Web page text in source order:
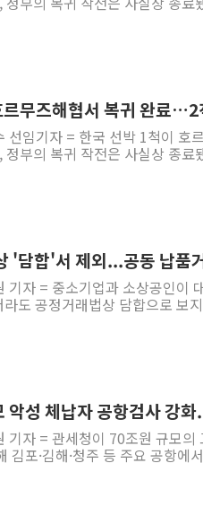
무즈해협서 복귀 완료…2
선임기자 = 한국 선박 1척이 호
정부의 복귀 작전은 사실상 종
'담합'서 제외...공동 납품
기자 = 중소기업과 소상공인이
도 공정거래법상 담합으로 보
악성 체납자 공항검사 강
기자 = 관세청이 70조원 규모의
김포·김해·청주 등 주요 공항에